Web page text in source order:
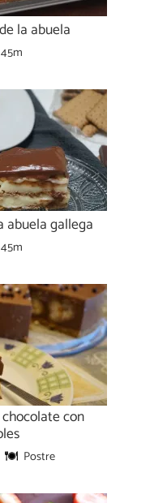
la abuela
45m
abuela gallega
45m
con
Postre